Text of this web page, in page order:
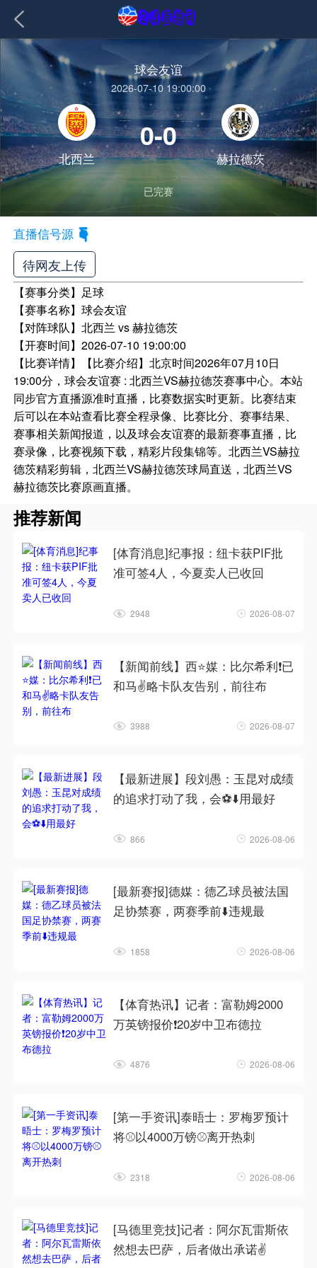
球会友谊
2026-07-10 19:00:00
北西兰
0-0
赫拉德茨
已完赛
直播信号源
待网友上传
【赛事分类】 足球
【赛事名称】球会友谊
【对阵球队】北西兰 vs 赫拉德茨
【开赛时间】2026-07-10 19:00:00
【比赛详情】
【比赛介绍】北京时间2026年07月10日
19:00分，球会友谊赛 : 北西兰VS赫拉德茨赛事中心。本站
同步官方直播源准时直播，比赛数据实时更新。比赛结束
后可以在本站查看比赛全程录像、比赛比分、赛事结果、
赛事相关新闻报道，以及球会友谊赛的最新赛事直播，比
赛录像，比赛视频下载，精彩片段集锦等。北西兰VS赫拉
德茨精彩剪辑，北西兰VS赫拉德茨球局直送，北西兰VS
赫拉德茨比赛原画直播。
推荐新闻
[体育消息]纪事报：纽卡获PIF批
准可签4人，今夏卖人已收回
2948 2026-08-07
【新闻前线】西⭐媒：比尔希利❗已
和马✌️略卡队友告别，前往布
3988 2026-08-07
【最新进展】段刘愚：玉昆对成绩
的追求打动了我，会⚽⬇️用最好
866 2026-08-06
[最新赛报]德媒：德乙球员被法国
足协禁赛，两赛季前⬇️违规最
1858 2026-08-06
【体育热讯】记者：富勒姆2000
万英镑报价❗20岁中卫布德拉
4876 2026-08-06
[第一手资讯]泰晤士：罗梅罗预计
将⚾以4000万镑⚾离开热刺
2318 2026-08-06
[马德里竞技]记者：阿尔瓦雷斯依
然想去巴萨，后者做出承诺✌️